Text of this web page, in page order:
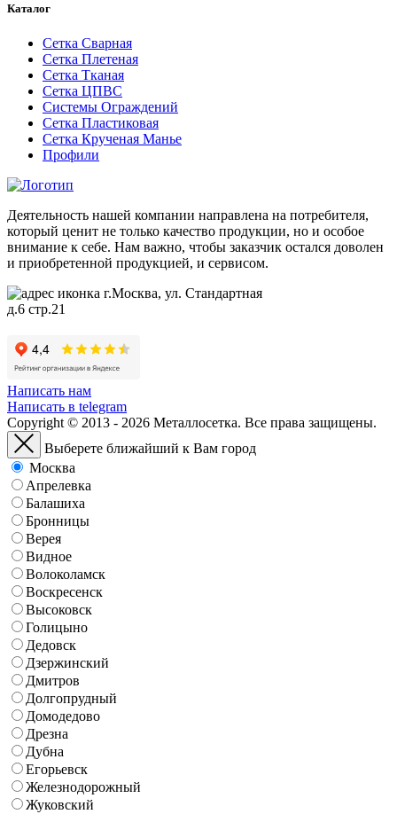
Каталог
Сетка Сварная
Сетка Плетеная
Сетка Тканая
Сетка ЦПВС
Системы Ограждений
Сетка Пластиковая
Сетка Крученая Манье
Профили
Деятельность нашей компании направлена на потребителя,
который ценит не только качество продукции, но и особое
внимание к себе. Нам важно, чтобы заказчик остался доволен
и приобретенной продукцией, и сервисом.
г.Москва, ул. Стандартная
д.6 стр.21
Написать нам
Написать в telegram
Copyright © 2013 - 2026 Металлосетка. Все права защищены.
Выберете ближайший к Вам город
Москва
Апрелевка
Балашиха
Бронницы
Верея
Видное
Волоколамск
Воскресенск
Высоковск
Голицыно
Дедовск
Дзержинский
Дмитров
Долгопрудный
Домодедово
Дрезна
Дубна
Егорьевск
Железнодорожный
Жуковский